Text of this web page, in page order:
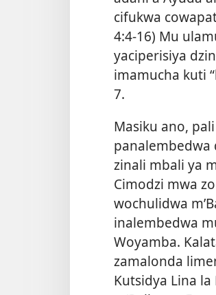
cifukwa
4:4-16) Mu
yaciperisiya
imamucha kuti
7.
Masiku ano,
panalembedwa
zinali mbali ya
Cimodzi mwa
wochulidwa
inalembedwa
Woyamba.
zamalonda
Kutsidya Lina